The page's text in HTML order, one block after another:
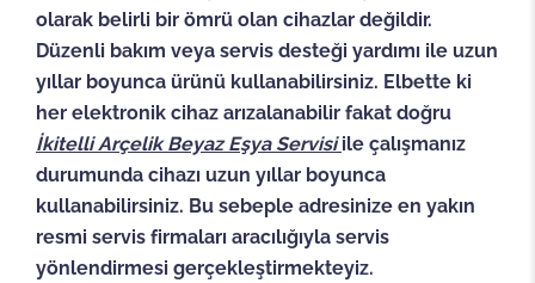
olarak belirli bir ömrü olan cihazlar değildir.
Düzenli bakım veya servis desteği yardımı ile uzun
yıllar boyunca ürünü kullanabilirsiniz. Elbette ki
her elektronik cihaz arızalanabilir fakat doğru
İkitelliArçelik Beyaz Eşya Servisiile çalışmanız
durumunda cihazı uzun yıllar boyunca
kullanabilirsiniz. Bu sebeple adresinize en yakın
resmi servis firmaları aracılığıyla servis
yönlendirmesi gerçekleştirmekteyiz.